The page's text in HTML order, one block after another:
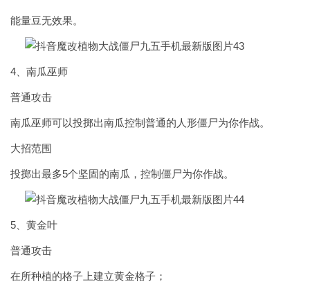
能量豆无效果。
4、南瓜巫师
普通攻击
南瓜巫师可以投掷出南瓜控制普通的人形僵尸为你作战。
大招范围
投掷出最多5个坚固的南瓜，控制僵尸为你作战。
5、黄金叶
普通攻击
在所种植的格子上建立黄金格子；